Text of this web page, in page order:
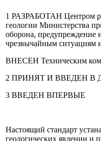
1 РАЗРАБОТАН Центром
геологии Министерства
оборона, предупреждение
чрезвычайным ситуациям
ВНЕСЕН Техническим
2 ПРИНЯТ И ВВЕДЕН В
3 ВВЕДЕН ВПЕРВЫЕ
Настоящий стандарт
геологических явлении и